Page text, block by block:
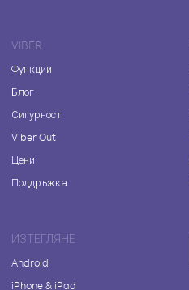
VIBER
Функции
Блог
Сигурност
Viber Out
Цени
Поддръжка
ИЗТЕГЛЯНЕ
Android
iPhone & iPad